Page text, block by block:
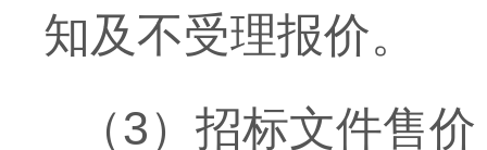
知及不受理报价。
（3）招标文件售